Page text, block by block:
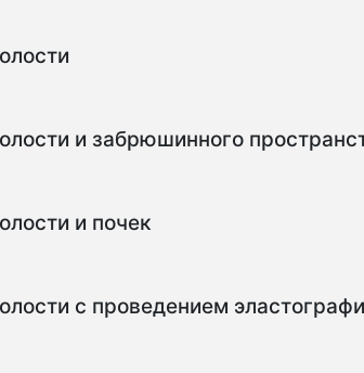
и забрюшинного
и почек
с проведением